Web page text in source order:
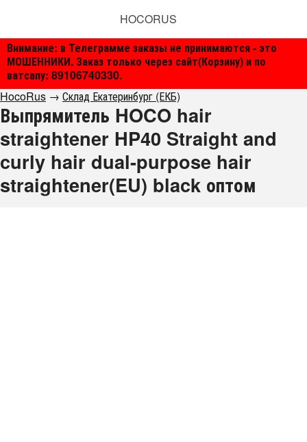
Внимание: в Телеграмме заказы не принимаются - это
МОШЕННИКИ. Заказ только через сайт(Корзину) и по
ватсапу: 89106740330.
HOCORUS
HocoRus → Склад Екатеринбург (ЕКБ)
Выпрямитель HOCO hair
straightener HP40 Straight and
curly hair dual-purpose hair
straightener(EU) black оптом